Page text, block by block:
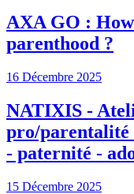
AXA GO :
parenthood ?
16 Décembre 2025
NATIXIS -
pro/parentalité
- paternité -
15 Décembre 2025